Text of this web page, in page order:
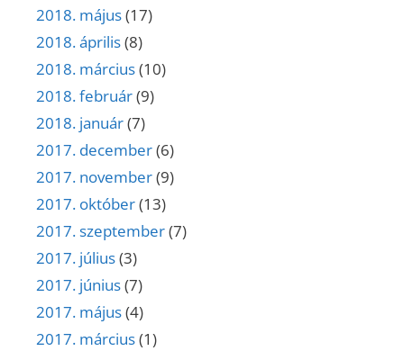
2018. május(17)
2018. április(8)
2018. március(10)
2018. február(9)
2018. január(7)
2017. december(6)
2017. november(9)
2017. október(13)
2017. szeptember(7)
2017. július(3)
2017. június(7)
2017. május(4)
2017. március(1)